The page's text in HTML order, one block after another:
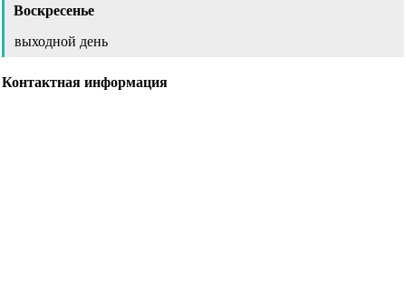
Воскресенье
выходной день
Контактная информация